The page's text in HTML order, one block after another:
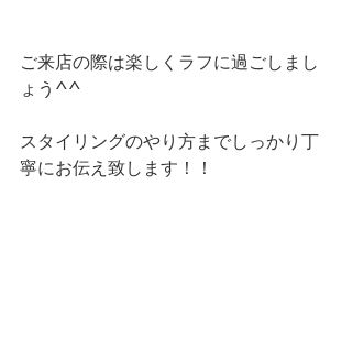
ご来店の際は楽しくラフに過ごしまし
ょう^^
スタイリングのやり方までしっかり丁
寧にお伝え致します！！